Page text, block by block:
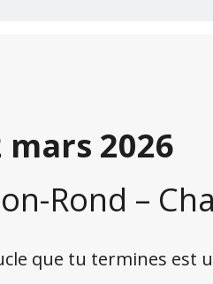
2026
Rond –
que tu termines est